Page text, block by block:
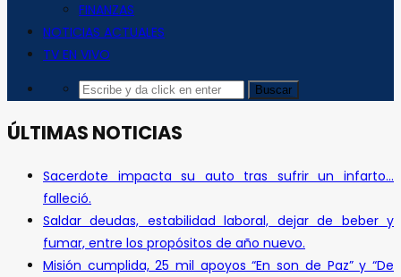
FINANZAS
NOTICIAS ACTUALES
TV EN VIVO
ÚLTIMAS NOTICIAS
Sacerdote impacta su auto tras sufrir un infarto…
falleció.
Saldar deudas, estabilidad laboral, dejar de beber y
fumar, entre los propósitos de año nuevo.
Misión cumplida, 25 mil apoyos “En son de Paz” y “De